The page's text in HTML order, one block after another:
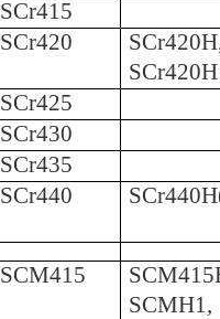
SCr415
SCr420
SCr425
SCr430
SCr435
SCr440
SCM415
SCMH1,